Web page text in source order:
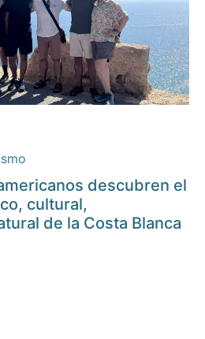
descubren el
cultural,
de la Costa Blanca